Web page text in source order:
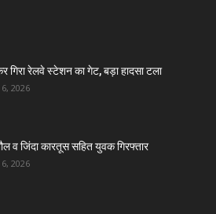
गिरा रेलवे स्टेशन का गेट, बड़ा हादसा टला
2026
व जिंदा कारतूस सहित युवक गिरफ्तार
2026